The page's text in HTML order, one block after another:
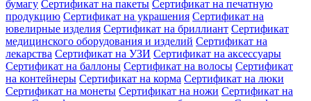
бумагу Сертификат на пакеты Сертификат на печатную
продукцию Сертификат на украшения Сертификат на
ювелирные изделия Сертификат на бриллиант Сертификат
медицинского оборудования и изделий Сертификат на
лекарства Сертификат на УЗИ Сертификат на аксессуары
Сертификат на баллоны Сертификат на волосы Сертификат
на контейнеры Сертификат на корма Сертификат на люки
Сертификат на монеты Сертификат на ножи Сертификат на